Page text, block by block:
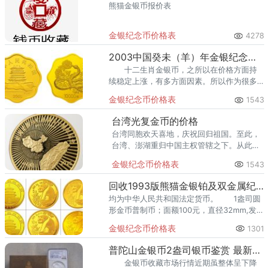
熊猫金银币报价表
金银纪念币价格表 4278
2003中国癸未（羊）年金银纪念币5盎司长方形金质纪念币
十二生肖金银币，之所以在价格方面持
续稳定上涨，有多方面因素。所以作为很多
通过收藏，带来更大的价值，作为很多收藏
者，特别看好增值的力度。
金银纪念币价格表 1543
台湾光复金币的价格
台湾同胞欢天喜地，庆祝回归祖国。至此，
台湾、澎湖重归中国主权管辖之下。从此，
金银纪念币价格表 1543
回收1993版熊猫金银铂及双金属纪念币
均为中华人民共和国法定货币。 1盎司圆
形金币普制币；面额100元，直径32mm,发行
金银纪念币价格表 1301
普陀山金银币2盎司银币鉴赏 最新交易价
金银币收藏市场行情近期虽整体呈下降